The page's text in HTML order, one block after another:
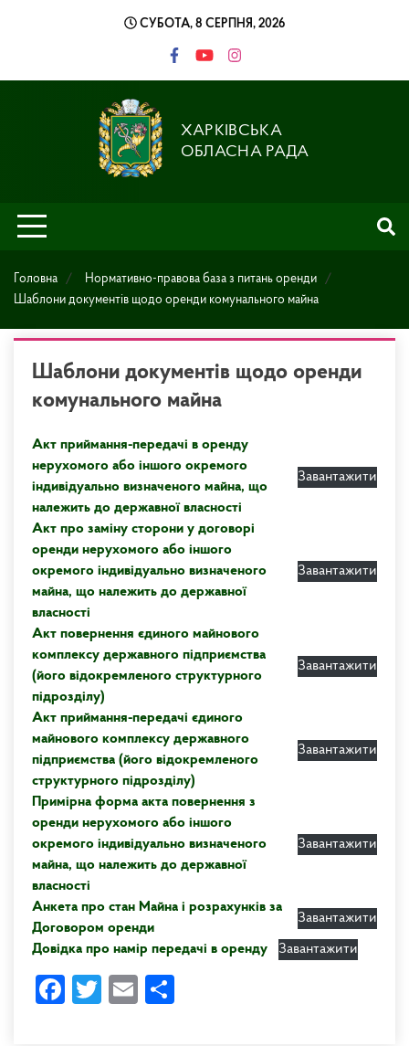
СУБОТА, 8 СЕРПНЯ, 2026
ХАРКІВСЬКА
ОБЛАСНА РАДА
Головна
Нормативно-правова база з питань оренди
Шаблони документів щодо оренди комунального майна
Шаблони документів щодо оренди
комунального майна
Акт приймання-передачі в оренду
нерухомого або іншого окремого
індивідуально визначеного майна, що
належить до державної власності
Завантажити
Акт про заміну сторони у договорі
оренди нерухомого або іншого
окремого індивідуально визначеного
майна, що належить до державної
власності
Завантажити
Акт повернення єдиного майнового
комплексу державного підприємства
(його відокремленого структурного
підрозділу)
Завантажити
Акт приймання-передачі єдиного
майнового комплексу державного
підприємства (його відокремленого
структурного підрозділу)
Завантажити
Примірна форма акта повернення з
оренди нерухомого або іншого
окремого індивідуально визначеного
майна, що належить до державної
власності
Завантажити
Анкета про стан Майна і розрахунків за
Договором оренди
Завантажити
Довідка про намір передачі в оренду Завантажити
Facebook
Twitter
Email